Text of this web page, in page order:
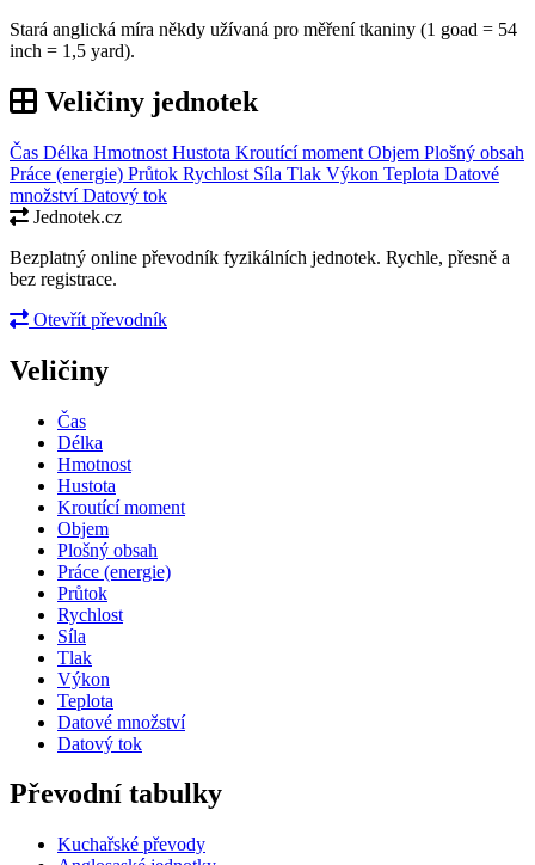
Stará anglická míra někdy užívaná pro měření tkaniny (1 goad = 54
inch = 1,5 yard).
Veličiny jednotek
Čas Délka Hmotnost Hustota Kroutící moment Objem Plošný obsah
Práce (energie) Průtok Rychlost Síla Tlak Výkon Teplota Datové
množstvíDatový tok
Jednotek.cz
Bezplatný online převodník fyzikálních jednotek. Rychle, přesně a
bez registrace.
Otevřít převodník
Veličiny
Čas
Délka
Hmotnost
Hustota
Kroutící moment
Objem
Plošný obsah
Práce (energie)
Průtok
Rychlost
Síla
Tlak
Výkon
Teplota
Datové množství
Datový tok
Převodní tabulky
Kuchařské převody